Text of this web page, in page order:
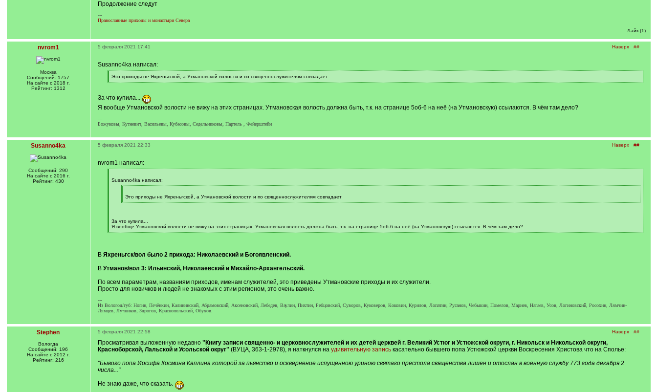
Продолжение следут
---
Православные приходы и монастыри Севера
Лайк (1)
nvrom1
Москва
Сообщений: 1757
На сайте с 2018 г.
Рейтинг: 1312
Наверх ##
5 февраля 2021 17:41
Susanno4ka написал:
[
q
Это приходы не Яхреньгской, а Утмановской волости и по священнослужителям совпадает
[
]
За что купила...
Я вообще Утмановской волости не вижу на этих страницах. Утмановская волость должна быть, т.к. на странице 5об-6 на неё (на Утмановскую) ссылаются. В чём там дело?
---
Божуковы, Кутневич, Васильевы, Кубасовы, Седельниковы, Партель , Фейерштейн
Susanno4ka
Сообщений: 290
На сайте с 2016 г.
Рейтинг: 430
Наверх ##
5 февраля 2021 22:33
nvrom1 написал:
q
Susanno4ka написал:
q
]
Это приходы не Яхреньгской, а Утмановской волости и по священнослужителям совпадает
[
За что купила...
Я вообще Утмановской волости не вижу на этих страницах. Утмановская волость должна быть, т.к. на странице 5об-6 на неё (на Утмановскую) ссылаются. В чём там дело?
[
В Яхреньгск/вол было 2 прихода: Николаевский и Богоявленский.
В Утманов/вол 3: Ильинский, Николаевский и Михайло-Архангельский.
По всем параметрам, названиям приходов, именам служителей, это приведены Утмановские приходы и их служители.
Просто для новичков и людей не знакомых с этим регионом, это очень важно.
---
Из Вологод/губ: Ногин, Печёнкин, Калининский, Абрамовский, Аксеновский, Лебедев, Ваулин, Пихтин, Ребцовский, Суворов, Куковеров, Коковин, Курилов, Лопатин, Русанов, Чебыкин, Помелов, Мариев, Нагаев, Усов, Логиновский, Росохин, Лямчин-
Лямцев, Лучников, Здрогов, Краснопольский, Обухов.
Stephen
Вологда
Сообщений: 196
На сайте с 2012 г.
Рейтинг: 216
Наверх ##
5 февраля 2021 22:58
Просматривая выложенную недавно "Книгу записи священно- и церковнослужителей и их детей церквей г. Великий Устюг и Устюжской округи, г. Никольск и Никольской округи,
Красноборской, Лальской и Усольской округ" (ВУЦА, 363-1-2978), я наткнулся на удивительную записькасательно бывшего попа Устюжской церкви Воскресения Христова что на Сполье:
"Бывого попа Иосифа Космина Каплина которой за пьянство и осквернение испущенною уриною святаго престола священства лишен и отослан в военную службу 773 года декабря 2
числа..."
Не знаю даже, что сказать.